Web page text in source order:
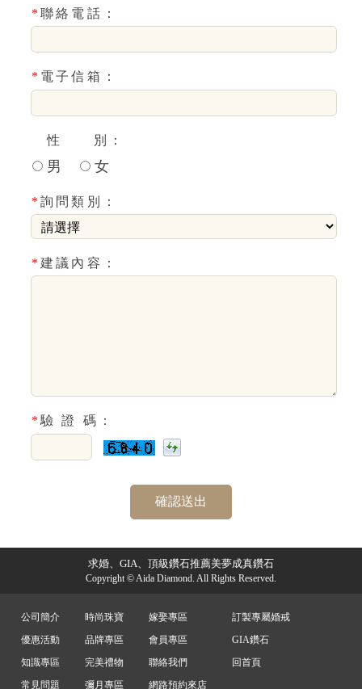
*聯絡電話：
* 電子信箱：
性 別：
男 女
*詢問類別：
*建議內容：
*驗 證 碼：
求婚、GIA、頂級鑽石推薦美夢成真鑽石
Copyright © Aida Diamond. All Rights Reserved.
公司簡介
優惠活動
知識專區
常見問題
時尚珠寶
品牌專區
完美禮物
彌月專區
嫁娶專區
會員專區
聯絡我們
網路預約來店
訂製專屬婚戒
GIA鑽石
回首頁